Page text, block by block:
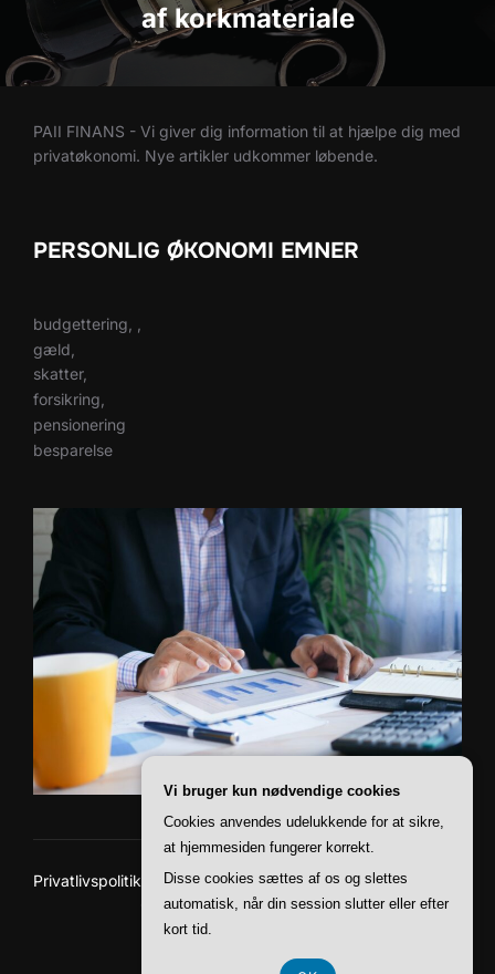
af korkmateriale
PAII FINANS - Vi giver dig information til at hjælpe dig med
privatøkonomi. Nye artikler udkommer løbende.
PERSONLIG ØKONOMI EMNER
budgettering, ,
gæld,
skatter,
forsikring,
pensionering
besparelse
Privatlivspolitik
Copyright © 2026 Paii Finans
Inspiro Theme
Vi bruger kun nødvendige cookies
Cookies anvendes udelukkende for at sikre,
at hjemmesiden fungerer korrekt.
Disse cookies sættes af os og slettes
automatisk, når din session slutter eller efter
kort tid.